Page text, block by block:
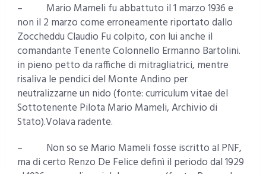
– Mario Mameli fu abbattuto il 1 marzo 1936 e
non il 2 marzo come erroneamente riportato dallo
Zoccheddu Claudio Fu colpito, con lui anche il
comandante Tenente Colonnello Ermanno Bartolini.
in pieno petto da raffiche di mitragliatrici, mentre
risaliva le pendici del Monte Andino per
neutralizzarne un nido (fonte: curriculum vitae del
Sottotenente Pilota Mario Mameli, Archivio di
Stato).Volava radente.
– Non so se Mario Mameli fosse iscritto al PNF,
ma di certo Renzo De Felice definì il periodo dal 1929